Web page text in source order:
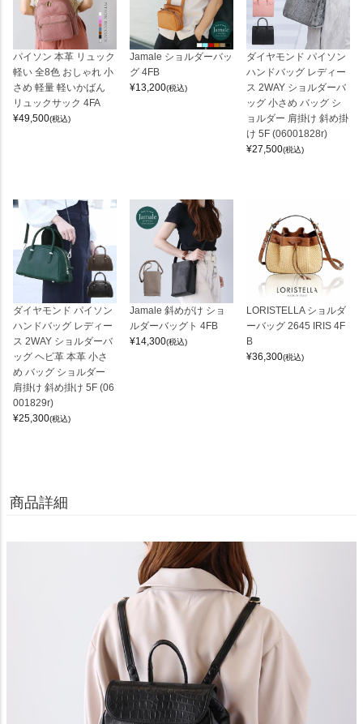
パイソン 本革 リュック
軽い 全8色 おしゃれ 小
さめ 軽量 軽いかばん
リュックサック 4FA
¥49,500(税込)
Jamale ショルダーバッ
グ 4FB
¥13,200(税込)
ダイヤモンド パイソン
ハンドバッグ レディー
ス 2WAY ショルダーバ
ッグ 小さめ バッグ シ
ョルダー 肩掛け 斜め掛
け 5F (06001828r)
¥27,500(税込)
ダイヤモンド パイソン
ハンドバッグ レディー
ス 2WAY ショルダーバ
ッグ ヘビ革 本革 小さ
め バッグ ショルダー
肩掛け 斜め掛け 5F (06
001829r)
¥25,300(税込)
Jamale 斜めがけ ショ
ルダーバッグト 4FB
¥14,300(税込)
LORISTELLA ショルダ
ーバッグ 2645 IRIS 4F
B
¥36,300(税込)
商品詳細